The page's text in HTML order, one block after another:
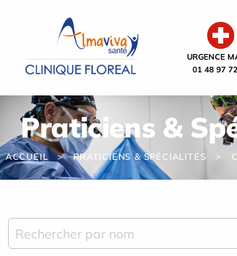
URGENCE
01 48 97
Praticiens &
ACCUEIL PRATICIENS & SPÉCIALITÉS